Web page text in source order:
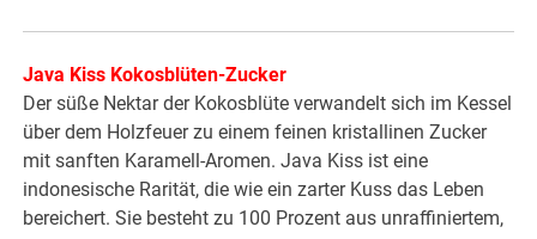
Java Kiss Kokosblüten-Zucker
Der süße Nektar der Kokosblüte verwandelt sich im Kessel
über dem Holzfeuer zu einem feinen kristallinen Zucker
mit sanften Karamell-Aromen. Java Kiss ist eine
indonesische Rarität, die wie ein zarter Kuss das Leben
bereichert. Sie besteht zu 100 Prozent aus unraffiniertem,